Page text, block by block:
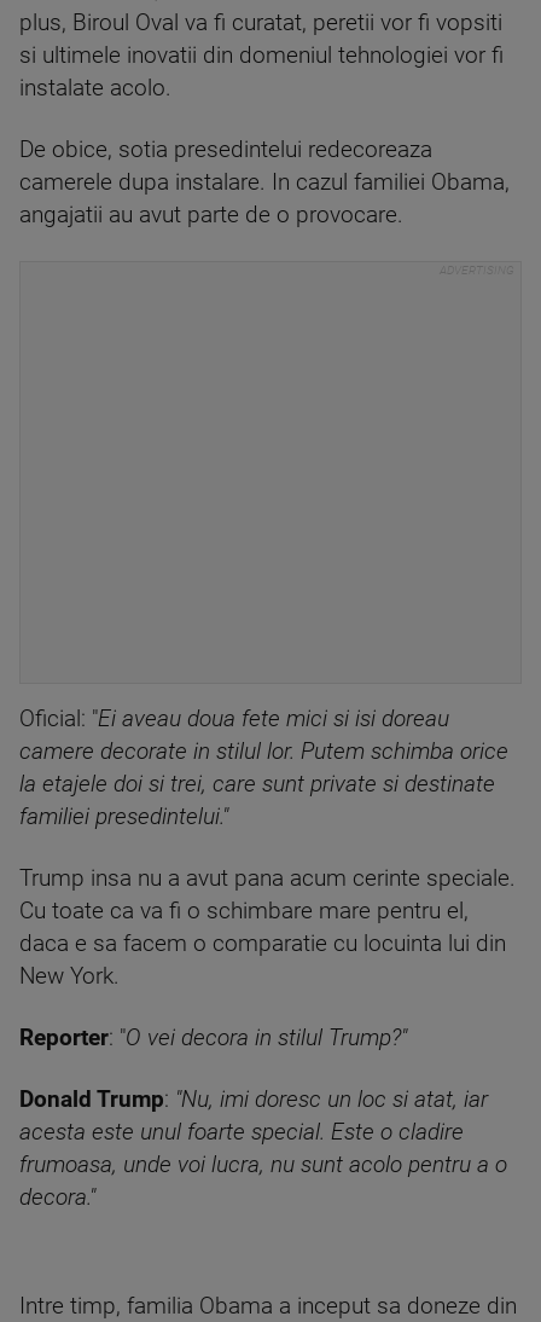
plus, Biroul Oval va fi curatat, peretii vor fi vopsiti
si ultimele inovatii din domeniul tehnologiei vor fi
instalate acolo.
De obice, sotia presedintelui redecoreaza
camerele dupa instalare. In cazul familiei Obama,
angajatii au avut parte de o provocare.
Oficial: "Ei aveau doua fete mici si isi doreau
camere decorate in stilul lor. Putem schimba orice
la etajele doi si trei, care sunt private si destinate
familiei presedintelui."
Trump insa nu a avut pana acum cerinte speciale.
Cu toate ca va fi o schimbare mare pentru el,
daca e sa facem o comparatie cu locuinta lui din
New York.
Reporter: "O vei decora in stilul Trump?"
Donald Trump: "Nu, imi doresc un loc si atat, iar
acesta este unul foarte special. Este o cladire
frumoasa, unde voi lucra, nu sunt acolo pentru a o
decora."
Intre timp, familia Obama a inceput sa doneze din